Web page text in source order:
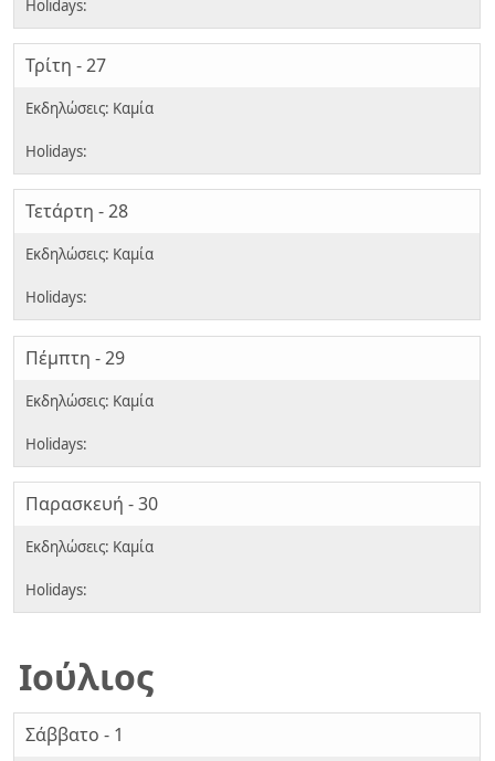
Τρίτη - 27
Τετάρτη - 28
Πέμπτη - 29
Παρασκευή - 30
Ιούλιος
Σάββατο - 1